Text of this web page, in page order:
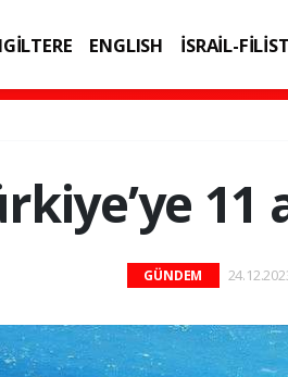
ENGLISH İSRAİL-
11
GÜNDEM